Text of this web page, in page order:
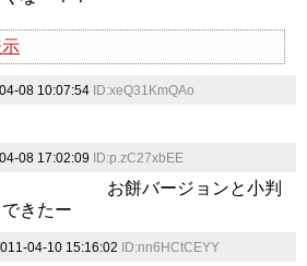
08 10:07:54 ID:xeQ31KmQAo
08 17:02:09 ID:p.zC27xbEE
お餅バージョンと小判
きたー
04-10 15:16:02 ID:nn6HCtCEYY